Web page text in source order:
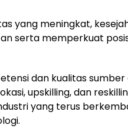
yang meningkat,
serta memperkuat
dan kualitas
upskilling, dan
yang terus